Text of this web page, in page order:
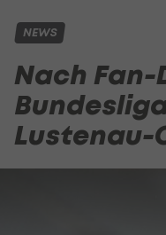
NEWS
Nach
Lustenau-